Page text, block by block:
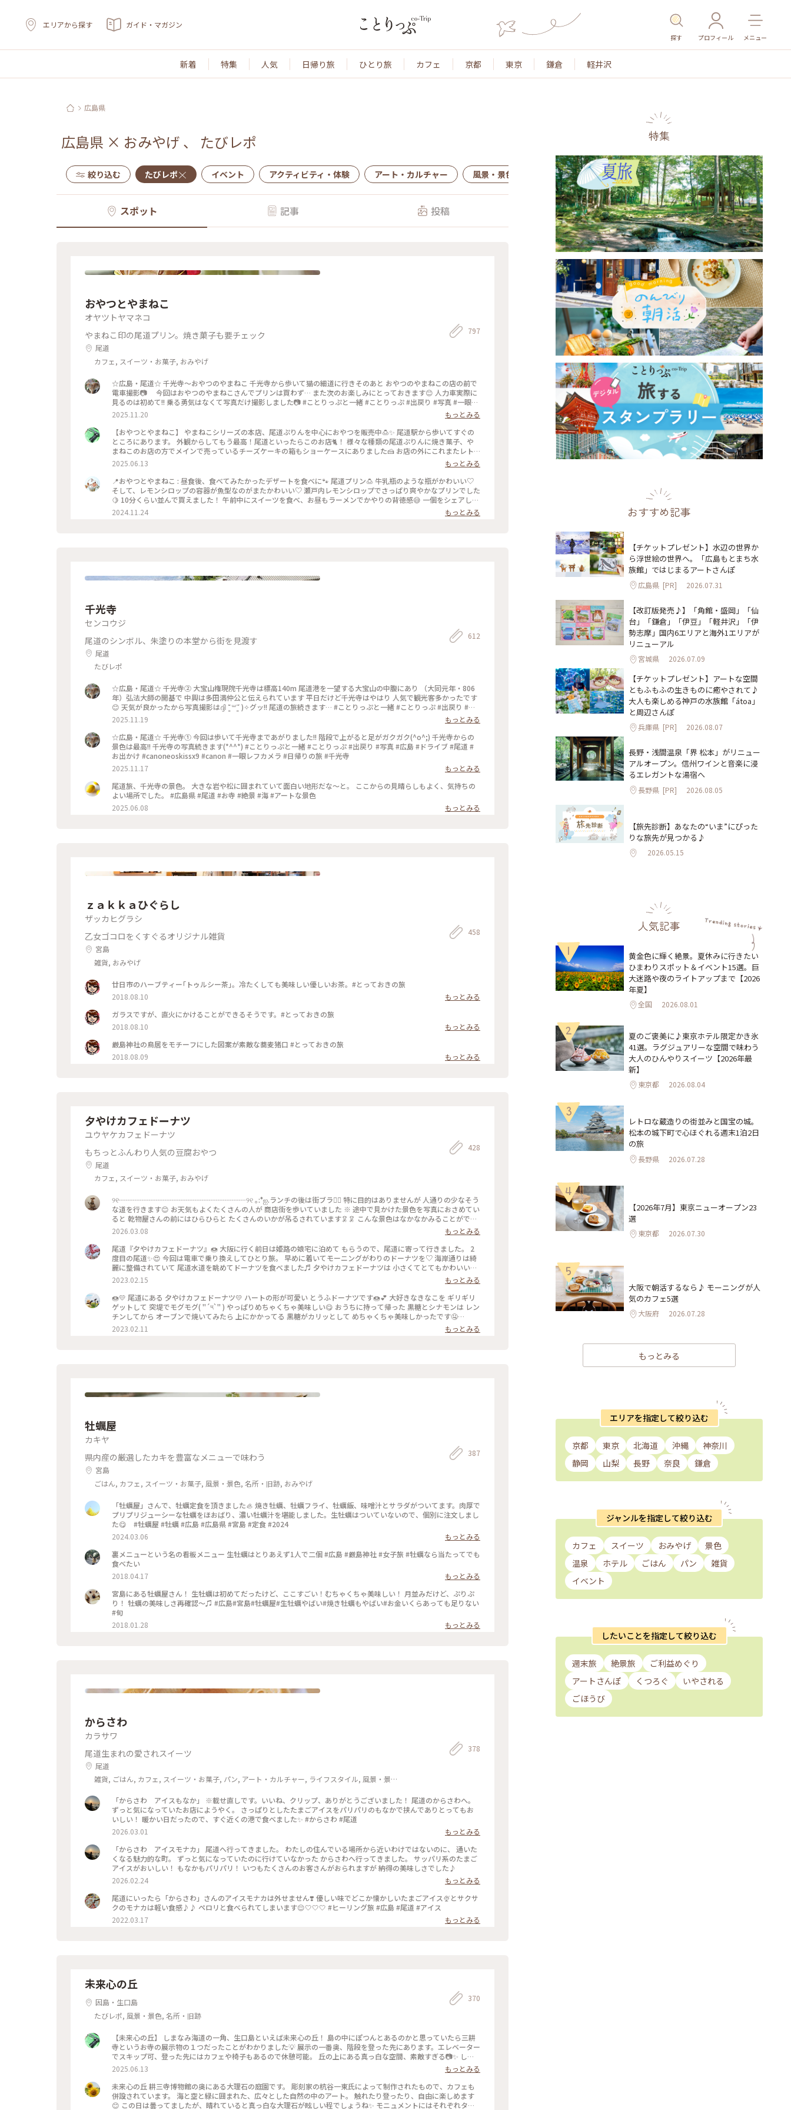
エリアから探す ガイド・マガジン
探す プロフィール メニュー
新着 特集 人気 日帰り旅 ひとり旅 カフェ 京都 東京 鎌倉 軽井沢
広島県
広島県 × おみやげ 、 たびレポ
絞り込む たびレポ イベント アクティビティ・体験 アート・カルチャー 風景・景色 名所・旧跡 温泉・スパ その他施設 ごはん
スポット 記事 投稿
おやつとやまねこ
オヤツトヤマネコ
やまねこ印の尾道プリン。焼き菓子も要チェック
尾道
カフェ, スイーツ・お菓子, おみやげ
797
☆広島・尾道☆ 千光寺〜おやつのやまねこ 千光寺から歩いて猫の細道に行きそのあと おやつのやまねこの店の前で
電車撮影📷 今回はおやつのやまねこさんでプリンは買わず… また次のお楽しみにとっておきます😊 人力車実際に
見るのは初めて!! 乗る勇気はなくて写真だけ撮影しました📷 #ことりっぷと一緒 #ことりっぷ #出戻り #写真 #一眼レ
2025.11.20
もっとみる
【おやつとやまねこ】 やまねこシリーズの本店、尾道ぷりんを中心におやつを販売中🍮✨ 尾道駅から歩いてすぐの
ところにあります。 外観からしてもう最高！尾道といったらこのお店🐈！ 様々な種類の尾道ぷりんに焼き菓子、や
まねこのお店の方でメインで売っているチーズケーキの箱もショーケースにありました🍰 お店の外にこれまたレト
ロなベンチがあるのでテイクアウトしてすぐに楽しむのも非常にあり！ #尾道グルメ #尾道プリン #人気店 #レトロ #
フォトジェニック #プリン #アメリカンクッキー #チーズケーキ #食べ歩き #猫
2025.06.13
もっとみる
📍おやつとやまねこ : 昼食後、食べてみたかったデザートを食べに🐾 尾道プリン🍮 牛乳瓶のような瓶がかわいい♡
そして、レモンシロップの容器が魚型なのがまたかわいい♡ 瀬戸内レモンシロップでさっぱり爽やかなプリンでした
🍋 10分くらい並んで買えました！ 午前中にスイーツを食べ、お昼もラーメンでかやりの背徳感😅 一個をシェアしま
した😊 : 行きたいところにも行けて、食べたいものも食べられた🎵 尾道観光も大満足です！ まだまだお散歩したか
ったですが、この日は岡山市内に宿泊だったのでまたまた大移動🚗 またいつか広島に戻ってきたいな✨ :
2024.11.24 もっとみる
千光寺
センコウジ
尾道のシンボル、朱塗りの本堂から街を見渡す
尾道
たびレポ
612
☆広島・尾道☆ 千光寺➁ 大宝山権現院千光寺は標高140m 尾道港を一望する大宝山の中腹にあり （大同元年・806
年）弘法大師の開基で 中興は多田満仲公と伝えられています 平日だけど千光寺はやはり 人気で観光客多かったです
😊 天気が良かったから写真撮影はദ്ദി ˉ͈̀꒳ˉ͈́ )✧グッ!! 尾道の旅続きます… #ことりっぷと一緒 #ことりっぷ #出戻り #写
2025.11.19
もっとみる
☆広島・尾道☆ 千光寺➀ 今回は歩いて千光寺まであがりました!! 階段で上がると足がガクガク(^o^;) 千光寺からの
景色は最高!! 千光寺の写真続きます(*^^*) #ことりっぷと一緒 #ことりっぷ #出戻り #写真 #広島 #ドライブ #尾道 #
お出かけ #canoneoskissx9 #canon #一眼レフカメラ #日帰りの旅 #千光寺
2025.11.17
もっとみる
尾道旅、千光寺の景色。 大きな岩や松に囲まれていて面白い地形だな〜と。 ここからの見晴らしもよく、気持ちの
よい場所でした。 #広島県 #尾道 #お寺 #絶景 #海 #アートな景色
2025.06.08
もっとみる
ｚａｋｋａひぐらし
ザッカヒグラシ
乙女ゴコロをくすぐるオリジナル雑貨
宮島
雑貨, おみやげ
458
廿日市のハーブティー｢トゥルシー茶｣。冷たくしても美味しい優しいお茶。#とっておきの旅
2018.08.10
もっとみる
ガラスですが、直火にかけることができるそうです。#とっておきの旅
2018.08.10
もっとみる
厳島神社の鳥居をモチーフにした図案が素敵な蕎麦猪口 #とっておきの旅
2018.08.09
もっとみる
夕やけカフェドーナツ
ユウヤケカフェドーナツ
もちっとふんわり人気の豆腐おやつ
尾道
カフェ, スイーツ・お菓子, おみやげ
428
୨୧┈┈┈┈┈┈┈┈┈┈┈┈┈┈┈┈┈┈୨୧ ｡:°ஐ.ランチの後は街ブラ🚶‍♀️ 特に目的はありませんが 人通りの少なそう
な道を行きます😊 お天気もよくたくさんの人が 商店街を歩いていました ※ 途中で見かけた景色を写真におさめてい
ると 乾物屋さんの前にはひらひらと たくさんのいかが吊るされています🦑🦑 こんな景色はなかなかみることができ
ませんね ※ 海沿いの道では犬のお散歩されている方も🐕 ͗ ͗ ͗ ※ たどりついたのは小さなドーナツ屋さん🍩 残念ながら
食べたいドーナツは売り切れでしたが 瀬戸内らしい美味しいドリンクを 友達といただきました🍊❣️❁⃘*.ﾟ * * #私のこ
とりっぷ旅#私の旅行記#開運旅 #尾道#尾道商店街#尾道街ブラ🚶‍♀️ #夕やけカフェドーナツ🍩 #ハッサクスカッシュ🍊
2026.03.08
もっとみる
尾道『夕やけカフェドーナツ』🍩 大阪に行く前日は姫路の娘宅に泊めて もらうので、尾道に寄って行きました。 2
度目の尾道✨😍 今回は電車で乗り換えしてひとり旅。 早めに着いてモーニングがわりのドーナツを♡ 海岸通りは綺
麗に整備されていて 尾道水道を眺めてドーナツを食べました♬ 夕やけカフェドーナツは 小さくてとてもかわいいお
店でした。 おとうふと国産の安心な素材で作られた ハートの形のドーナツは ふんわりと優しい食感と甘さです。 い
ろいろなフレーバーもあって 散策のお供にぴったりです。 今回は海岸通りもゆっくり散策できました。 ・ ・ #ファ
ンタジーの世界 #Myことりっぷ #夕やけドーナツ #夕やけカフェドーナツ #ドーナツ #尾道海岸通り #尾道カフェ #尾
道スイーツ #ことりっぷ尾道 #2度目の尾道 #尾道散策 #旅のごはん #尾道 #広島 #広島県 #瀬戸内 #瀬戸内海 #海の見
える町 #海の見えるカフェ
2023.02.15
もっとみる
🍩💛 尾道にある 夕やけカフェドーナツ💛 ハートの形が可愛い とうふドーナツです🍩💕 大好きなきなこを ギリギリ
ゲットして 突堤でモグモグ( "´༥`" ) やっぱりめちゃくちゃ美味しい😋 おうちに持って帰った 黒糖とシナモンは レン
チンしてから オーブンで焼いてみたら 上にかかってる 黒糖がカリッとして めちゃくちゃ美味しかったです🤤
2023.02.11 もっとみる
牡蠣屋
カキヤ
県内産の厳選したカキを豊富なメニューで味わう
宮島
ごはん, カフェ, スイーツ・お菓子, 風景・景色, 名所・旧跡, おみやげ
387
「牡蠣屋」さんで、牡蠣定食を頂きました🦪 焼き牡蠣、牡蠣フライ、牡蠣飯、味噌汁とサラダがついてます。肉厚で
プリプリジューシーな牡蠣をほおばり、濃い牡蠣汁を堪能しました。生牡蠣はついていないので、個別に注文しまし
た😋 #牡蠣屋 #牡蠣 #広島 #広島県 #宮島 #定食 #2024
2024.03.06
もっとみる
裏メニューという名の看板メニュー 生牡蠣はとりあえず1人で二個 #広島 #厳島神社 #女子旅 #牡蠣なら当たってでも
食べたい
2018.04.17
もっとみる
宮島にある牡蠣屋さん！ 生牡蠣は初めてだったけど、ここすごい！むちゃくちゃ美味しい！ 月並みだけど、ぷりぷ
り！ 牡蠣の美味しさ再確認〜♫ #広島#宮島#牡蠣屋#生牡蠣やばい#焼き牡蠣もやばい#お金いくらあっても足りない
#旬
2018.01.28
もっとみる
からさわ
カラサワ
尾道生まれの愛されスイーツ
尾道
雑貨, ごはん, カフェ, スイーツ・お菓子, パン, アート・カルチャー, ライフスタイル, 風景・景色,
378
「からさわ アイスもなか」 ※載せ直しです。いいね、クリップ、ありがとうございました！ 尾道のからさわへ。
ずっと気になっていたお店にようやく。 さっぱりとしたたまごアイスをパリパリのもなかで挟んでありとってもお
いしい！ 暖かい日だったので、すぐ近くの港で食べました✨ #からさわ #尾道
2026.03.01
もっとみる
「からさわ アイスモナカ」 尾道へ行ってきました。 わたしの住んでいる場所から近いわけではないのに、 通いた
くなる魅力的な町。 ずっと気になっていたのに行けていなかった からさわへ行ってきました。 サッパリ系のたまご
アイスがおいしい！ もなかもパリパリ！ いつもたくさんのお客さんがおられますが 納得の美味しさでした♪
2026.02.24
もっとみる
尾道にいったら「からさわ」さんのアイスモナカは外せません❣️ 優しい味でどこか懐かしいたまごアイス🍨とサクサ
クのモナカは軽い食感♪♪ ペロリと食べられてしまいます😌🤍🤍🤍 #ヒーリング旅 #広島 #尾道 #アイス
2022.03.17
もっとみる
未来心の丘
因島・生口島
たびレポ, 風景・景色, 名所・旧跡
370
【未来心の丘】 しまなみ海道の一角、生口島といえば未来心の丘！ 島の中にぽつんとあるのかと思っていたら三耕
寺というお寺の展示物の１つだったことがわかりました💡 展示の一番奥、階段を登った先にあります。エレベーター
でスキップ可、登った先にはカフェや椅子もあるので休憩可能。 丘の上にある真っ白な空間、素敵すぎる📷✨ しま
なみ海道の島々も眺めることができて青空がとてもよく似合う場所でした。 #尾道 #生口島 #しまなみ海道 #フォト
スポット #白 #丘の上の絶景 #フォトジェニック
2025.06.13
もっとみる
未来心の丘 耕三寺博物館の奥にある大理石の庭園です。 彫刻家の杭谷一東氏によって制作されたもので、カフェも
併設されています。 海と空と緑に囲まれた、広々とした自然の中のアート。 触れたり登ったり、自由に楽しめます
😊 この日は曇ってましたが、晴れていると真っ白な大理石が眩しい程でしょうね✨ モニュメントにはそれぞれタイ
特集
おすすめ記事
【チケットプレゼント】水辺の世界か
ら浮世絵の世界へ。「広島もとまち水
族館」ではじまるアートさんぽ
広島県 [PR] 2026.07.31
【改訂版発売♪】「角館・盛岡」「仙
台」「鎌倉」「伊豆」「軽井沢」「伊
勢志摩」国内6エリアと海外1エリアが
リニューアル
宮城県 2026.07.09
【チケットプレゼント】アートな空間
ともふもふの生きものに癒やされて♪
大人も楽しめる神戸の水族館「átoa」
と周辺さんぽ
兵庫県 [PR] 2026.08.07
長野・浅間温泉「界 松本」がリニュー
アルオープン。信州ワインと音楽に浸
るエレガントな湯宿へ
長野県 [PR] 2026.08.05
【旅先診断】あなたの“いま”にぴった
りな旅先が見つかる♪
2026.05.15
人気記事
1
黄金色に輝く絶景。夏休みに行きたい
ひまわりスポット＆イベント15選。巨
大迷路や夜のライトアップまで【2026
年夏】
全国 2026.08.01
2
夏のご褒美に♪東京ホテル限定かき氷
41選。ラグジュアリーな空間で味わう
大人のひんやりスイーツ【2026年最
新】
東京都 2026.08.04
3
レトロな蔵造りの街並みと国宝の城。
松本の城下町で心ほぐれる週末1泊2日
の旅
長野県 2026.07.28
4
【2026年7月】東京ニューオープン23
選
東京都 2026.07.30
5
大阪で朝活するなら♪ モーニングが人
気のカフェ5選
大阪府 2026.07.28
もっとみる
エリアを指定して絞り込む
京都 東京 北海道 沖縄
神奈川
静岡
山梨 長野 奈良 鎌倉
ジャンルを指定して絞り込む
カフェ スイーツ おみやげ
景色
温泉
ホテル ごはん パン
雑貨
イベント
したいことを指定して絞り込む
週末旅 絶景旅
ご利益めぐり
アートさんぽ
くつろぐ
いやされる
ごほうび